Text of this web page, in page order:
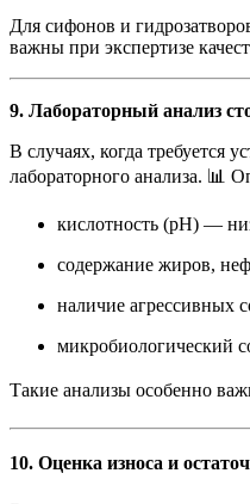
Для сифонов и
важны при экспертизе
9. Лабораторный анализ
В случаях, когда требуется
лабораторного анализа. 📊
кислотность (pH) —
содержание жиров,
наличие агрессивных
микробиологический
Такие анализы особенно
10. Оценка износа и